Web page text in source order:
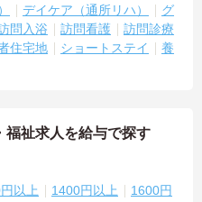
デイケア（通所リハ）
グ
問入浴 訪問看護
訪問診療
住宅地 ショートステイ
養
福祉求人を給与で探す
以上 1400円以上
1600円